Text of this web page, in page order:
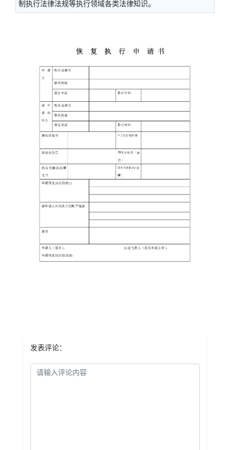
制执行法律法规等执行领域各类法律知识。
发表评论：